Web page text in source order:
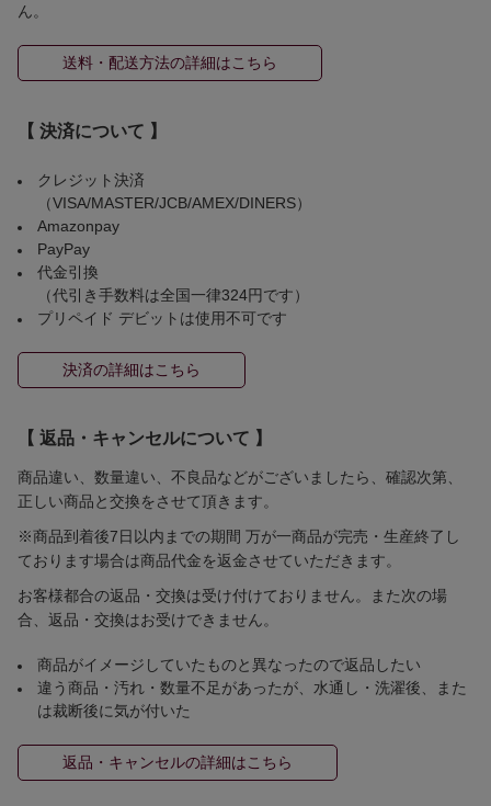
ん。
送料・配送方法の詳細はこちら
【 決済について 】
クレジット決済
（VISA/MASTER/JCB/AMEX/DINERS）
Amazonpay
PayPay
代金引換
（代引き手数料は全国一律324円です）
プリペイド デビットは使用不可です
決済の詳細はこちら
【 返品・キャンセルについて 】
商品違い、数量違い、不良品などがございましたら、確認次第、
正しい商品と交換をさせて頂きます。
※商品到着後7日以内までの期間 万が一商品が完売・生産終了し
ております場合は商品代金を返金させていただきます。
お客様都合の返品・交換は受け付けておりません。また次の場
合、返品・交換はお受けできません。
商品がイメージしていたものと異なったので返品したい
違う商品・汚れ・数量不足があったが、水通し・洗濯後、また
は裁断後に気が付いた
返品・キャンセルの詳細はこちら